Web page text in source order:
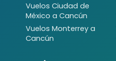
Vuelos Ciudad de
México a Cancún
Vuelos Monterrey a
Cancún